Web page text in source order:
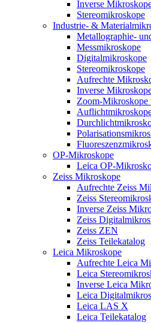
Inverse
Stereomikroskope
Industrie- &
Metallographie-
Messmikroskope
Digitalmikroskope
Stereomikroskope
Aufrechte
Inverse
Zoom-Mikroskope
OP-Mikroskope
Leica OP-
Zeiss Mikroskope
Aufrechte Zeiss
Zeiss
Inverse Zeiss
Zeiss
Zeiss ZEN
Zeiss Teilekatalog
Leica Mikroskope
Aufrechte Leica
Leica
Inverse Leica
Leica
Leica LAS X
Leica Teilekatalog